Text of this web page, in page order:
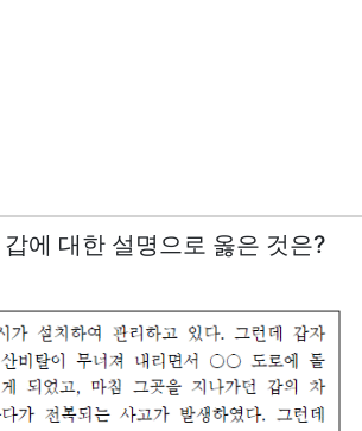
에 대한 설명으로 옳은 것은?